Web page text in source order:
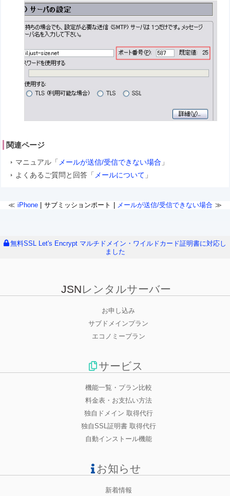
関連ページ
マニュアル「 メールが送信/受信できない場合 」
よくあるご質問と回答「 メールについて 」
iPhone サブミッションポート メールが送信/受信できない場合
無料SSL Let's Encrypt マルチドメイン・ワイルドカード証明書に対応し
ました
JSNレンタルサーバー
お申し込み
サブドメインプラン
エコノミープラン
サービス
機能一覧・プラン比較
料金表・お支払い方法
独自ドメイン 取得代行
独自SSL証明書 取得代行
自動インストール機能
お知らせ
新着情報